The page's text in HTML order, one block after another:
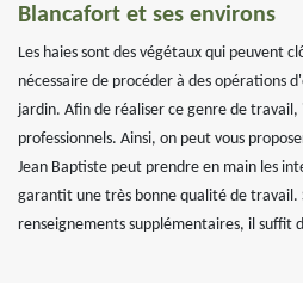
Blancafort et ses environs
Les haies sont des végétaux qui peuvent
nécessaire de procéder à des opérations
jardin. Afin de réaliser ce genre de
professionnels. Ainsi, on peut vous
Jean Baptiste peut prendre en main les
garantit une très bonne qualité de travail.
renseignements supplémentaires, il suffit